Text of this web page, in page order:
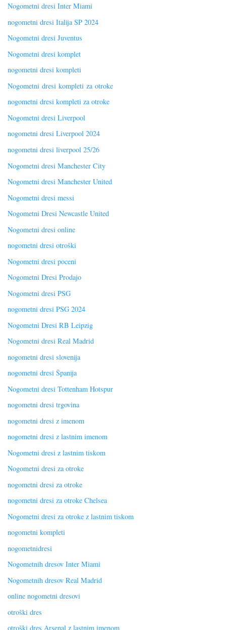
Nogometni dresi Inter Miami
nogometni dresi Italija SP 2024
Nogometni dresi Juventus
Nogometni dresi komplet
nogometni dresi kompleti
Nogometni dresi kompleti za otroke
nogometni dresi kompleti za otroke
Nogometni dresi Liverpool
nogometni dresi Liverpool 2024
nogometni dresi liverpool 25/26
Nogometni dresi Manchester City
Nogometni dresi Manchester United
Nogometni dresi messi
Nogometni Dresi Newcastle United
Nogometni dresi online
nogometni dresi otroški
Nogometni dresi poceni
Nogometni Dresi Prodajo
Nogometni dresi PSG
nogometni dresi PSG 2024
Nogometni Dresi RB Leipzig
Nogometni dresi Real Madrid
nogometni dresi slovenija
nogometni dresi Španija
Nogometni dresi Tottenham Hotspur
nogometni dresi trgovina
nogometni dresi z imenom
nogometni dresi z lastnim imenom
Nogometni dresi z lastnim tiskom
Nogometni dresi za otroke
nogometni dresi za otroke
nogometni dresi za otroke Chelsea
Nogometni dresi za otroke z lastnim tiskom
nogometni kompleti
nogometnidresi
Nogometnih dresov Inter Miami
Nogometnih dresov Real Madrid
online nogometni dresovi
otroški dres
otroški dres Arsenal z lastnim imenom